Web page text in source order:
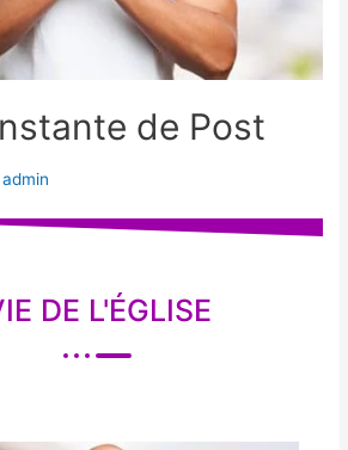
de Post
admin
DE L'ÉGLISE